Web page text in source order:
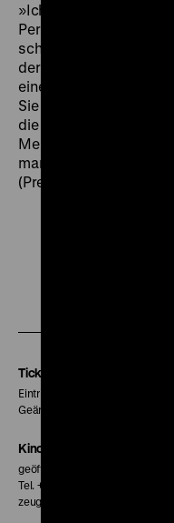
»Ich habe große
Personen so real wie
schwarz, ich bin kein
der IRA«, sagt Neil
einen Haufen
Sie sind Menschen mit
die manchmal Dinge
Menschen nicht
manchmal sogar auch
(Presseheft)
Tickets
Eintritt 5 €
Geänderte Preise sind im
Kinokasse
geöffnet 30 Minuten vor Beginn
Tel. + 49 30 20304-770
zeughauskino@dhm.de